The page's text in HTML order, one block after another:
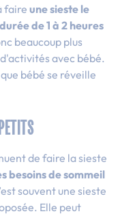
faire une sieste le
de 1 à 2 heures
beaucoup plus
avec bébé.
bébé se réveille
de faire la sieste
besoins de sommeil
souvent une sieste
Elle peut